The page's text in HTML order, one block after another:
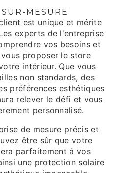
MESURE
est unique et mérite
experts de l'entreprise
vos besoins et
proposer le store
intérieur. Que vous
non standards, des
préférences esthétiques
relever le défi et vous
personnalisé.
de mesure précis et
être sûr que votre
parfaitement à vos
une protection solaire